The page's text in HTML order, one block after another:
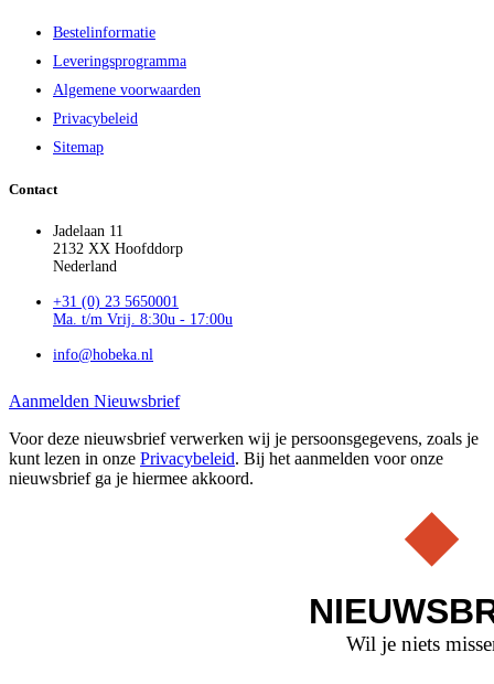
Bestelinformatie
Leveringsprogramma
Algemene voorwaarden
Privacybeleid
Sitemap
Contact
Jadelaan 11
2132 XX Hoofddorp
Nederland
+31 (0) 23 5650001
Ma. t/m Vrij. 8:30u - 17:00u
info@hobeka.nl
Aanmelden Nieuwsbrief
Voor deze nieuwsbrief verwerken wij je persoonsgegevens, zoals je
kunt lezen in onze Privacybeleid. Bij het aanmelden voor onze
nieuwsbrief ga je hiermee akkoord.
Wil je niets